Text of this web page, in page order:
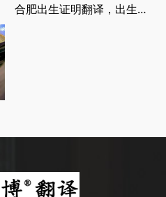
合肥出生证明翻译，出生证明翻译认证流程